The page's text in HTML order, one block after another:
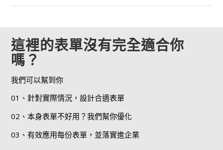
這裡的表單沒有完全適合你
嗎？
我們可以幫到你
01、針對實際情況，設計合適表單
02、本身表單不好用？我們幫你優化
03、有效應用每份表單，並落實進企業